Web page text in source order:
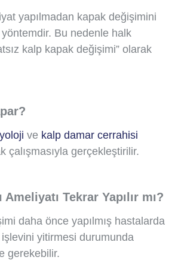
yapılmadan kapak değişimini
Bu nedenle halk
kalp kapak değişimi” olarak
ve kalp damar cerrahisi
çalışmasıyla gerçekleştirilir.
Ameliyatı Tekrar Yapılır mı?
daha önce yapılmış hastalarda
yitirmesi durumunda
gerekebilir.